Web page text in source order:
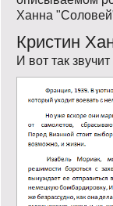
Ханна
Кристин
И вот так